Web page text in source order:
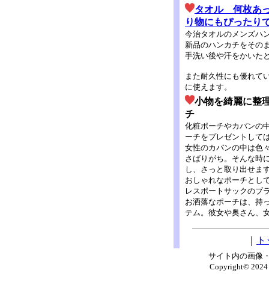
タオル 何枚あ
り物にもぴったり
今治タオルのメンズハ
新品のハンカチをその
手洗い後や汗をかいた
また耐久性にも優れて
に使えます。
小物を綺麗に整
チ
化粧ポーチやカバンの
ーチをプレゼントして
女性のカバンの中は色
さばりがち。そんな時
し、さっと取り出せま
おしゃれなポーチとし
レスポートサックのブ
お洒落なポーチは、持
テム。彼女や奥さん、
サイト内の画像
Copyright©